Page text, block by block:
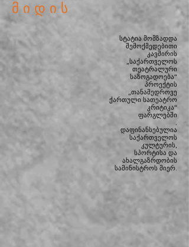
მიდის
სტატია მომზადდა
შემოქმედებითი
კავშირის
„საქართველოს
თეატრალური
საზოგადოება“
პროექტის
„თანამედროვე
ქართული სათეატრო
კრიტიკა“
ფარგლებში
დაფინანსებულია
საქართველოს
კულტურის,
სპორტისა და
ახალგაზრდობის
სამინისტროს მიერ.